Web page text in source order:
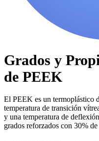
Grados y
de PEEK
El PEEK es un termoplástico
temperatura de transición
y una temperatura de
grados reforzados con 30%